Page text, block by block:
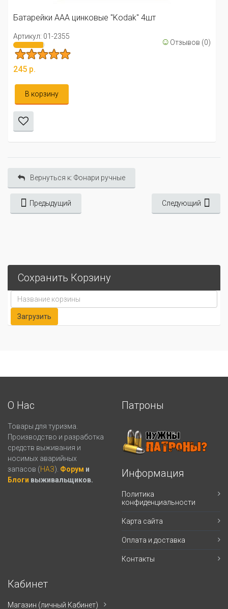
Батарейки ААA цинковые "Kodak" 4шт
Артикул: 01-2355 ☺ Отзывов (0)
245 р.
В корзину
Вернуться к: Фонари ручные
Предыдущий Следующий
Сохранить Корзину
О Нас
Товары для туризма.
Производство и разработка
средств выживания и
носимых аварийных
запасов (НАЗ). Форум и
Блоги выживальщиков.
Патроны
Информация
Политика
конфиденциальности
Карта сайта
Оплата и доставка
Контакты
Кабинет
Магазин (личный Кабинет)